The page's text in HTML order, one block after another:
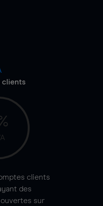
clients
clients
des
sur